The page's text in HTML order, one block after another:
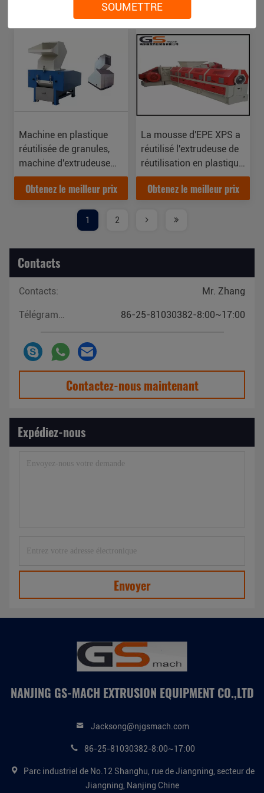
SOUMETTRE
machine d'extrudeuse
Obtenez le meilleur prix
de la vis 500kg/H
Obtenez le meilleur prix
Machine en plastique
réutilisée de granules,
machine d'extrudeuse
d'animal familier de Co
avec quatre coupeurs
Obtenez le meilleur prix
La mousse d'EPE XPS a
réutilisé l'extrudeuse de
réutilisation en plastique
dans les granules en
plastique 400-500kg/H
Obtenez le meilleur prix
1 2
Contacts
Contacts: Mr. Zhang
Télégramme: 86-25-81030382-8:00~17:00
Contactez-nous maintenant
Expédiez-nous
Envoyer
NANJING GS-MACH EXTRUSION EQUIPMENT CO.,LTD
Jacksong@njgsmach.com
86-25-81030382-8:00~17:00
Parc industriel de No.12 Shanghu, rue de Jiangning, secteur de
Jiangning, Nanjing Chine